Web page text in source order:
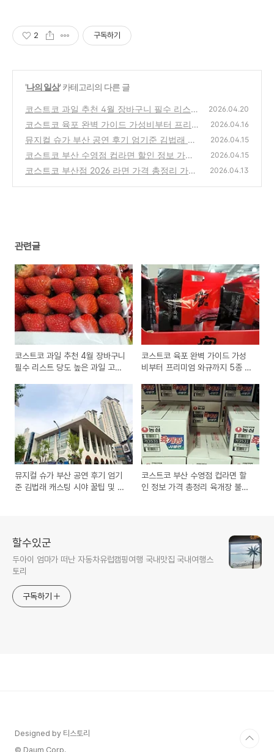
2 구독하기
'나의 일상' 카테고리의 다른 글
코스트코 과일 추천 4월 장바구니 필수 리스트
당도 높은 과일 고르는 꿀팁까지
(2)
2026.04.20
코스트코 육포 완벽 가이드 가성비부터 프리미
엄 와규까지 5종 전격 비교
(0)
2026.04.16
뮤지컬 슈가 부산 공연 후기 엄기준 김법래 캐
스팅 시야 꿀팁 및 주차 정보 총정리
(1)
2026.04.15
코스트코 부산 수영점 컵라면 할인 정보 가격
총정리 육개장 불닭 참깨라면 가성비 비교
2026.04.15
코스트코 부산점 2026 라면 가격 총정리 가성
2026.04.13
관련글
코스트코 과일 추천 4월 장바구니
필수 리스트 당도 높은 과일 고르
코스트코 육포 완벽 가이드 가성
비부터 프리미엄 와규까지 5종 전
뮤지컬 슈가 부산 공연 후기 엄기
준 김법래 캐스팅 시야 꿀팁 및 주
코스트코 부산 수영점 컵라면 할
인 정보 가격 총정리 육개장 불닭
할수있군
두아이 엄마가 떠난 자동차유럽캠핑여행 국내맛집 국내여행스
토리
구독하기
Designed by 티스토리
© Daum Corp.